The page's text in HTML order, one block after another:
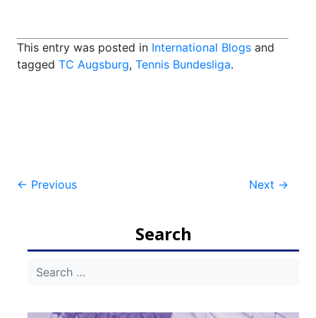
This entry was posted in International Blogs and
tagged TC Augsburg, Tennis Bundesliga.
Post
← Previous Next →
Search